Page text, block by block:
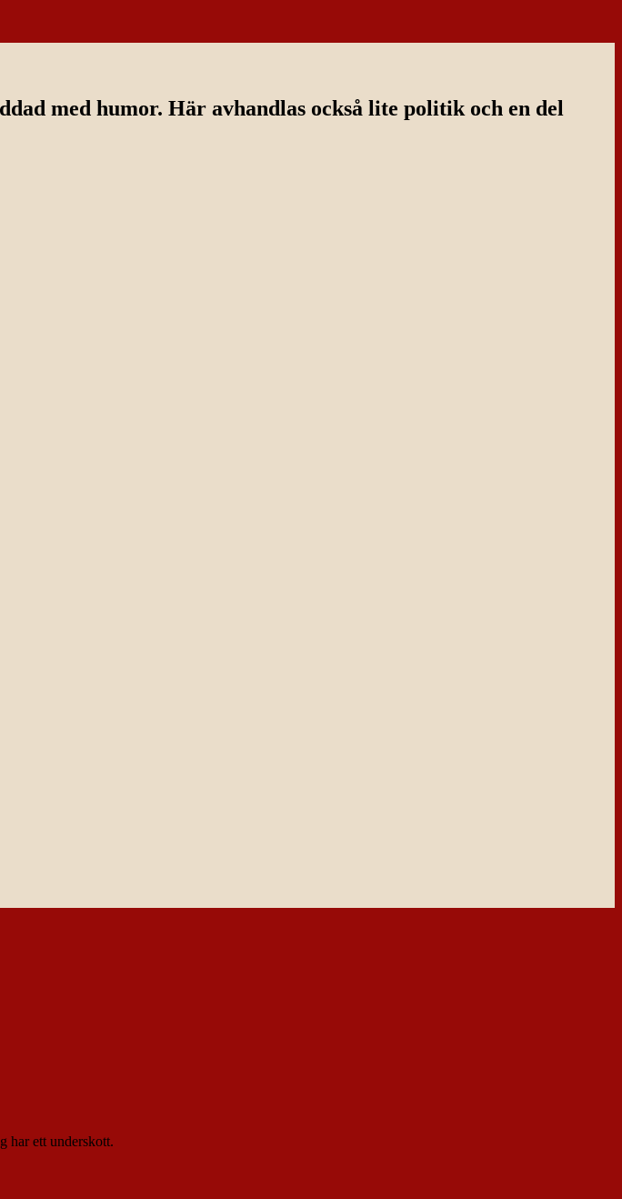
med humor. Här avhandlas också lite politik och en del
har ett underskott.